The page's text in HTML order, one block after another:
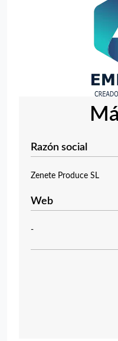
Razón social
Zenete Produce SL
Web
-